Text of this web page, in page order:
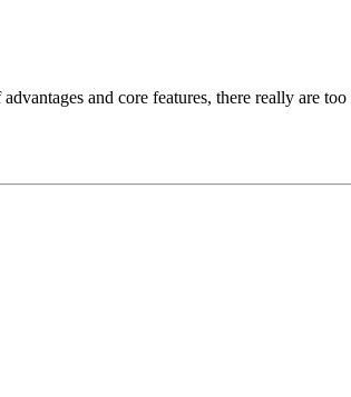
and core features, there really are